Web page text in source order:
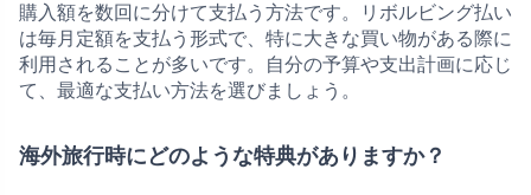
購入額を数回に分けて支払う方法です。リボルビング払い
は毎月定額を支払う形式で、特に大きな買い物がある際に
利用されることが多いです。自分の予算や支出計画に応じ
て、最適な支払い方法を選びましょう。
海外旅行時にどのような特典がありますか？